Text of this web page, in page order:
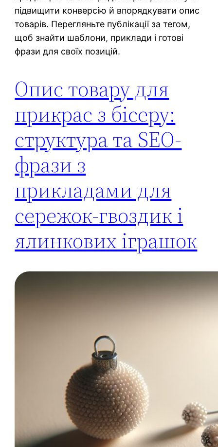
підвищити конверсію й впорядкувати опис
товарів. Перегляньте публікації за тегом,
щоб знайти шаблони, приклади і готові
фрази для своїх позицій.
Опис товару для
прикрас з бісеру:
структура та SEO-
фрази з
прикладами для
сережок-гвоздик і
ялинкових іграшок